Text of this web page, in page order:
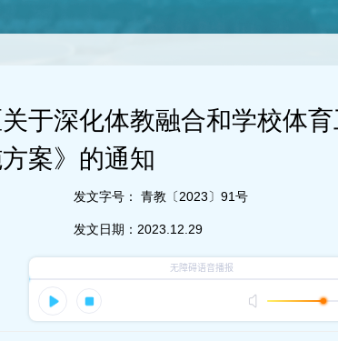
于深化体教融合和学校体
案》的通知
发文字号： 青教〔2023〕91号
发文日期： 2023.12.29